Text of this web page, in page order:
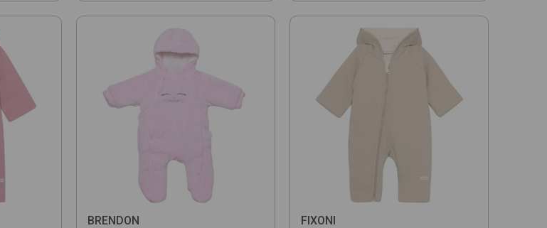
BRENDON
FIXONI